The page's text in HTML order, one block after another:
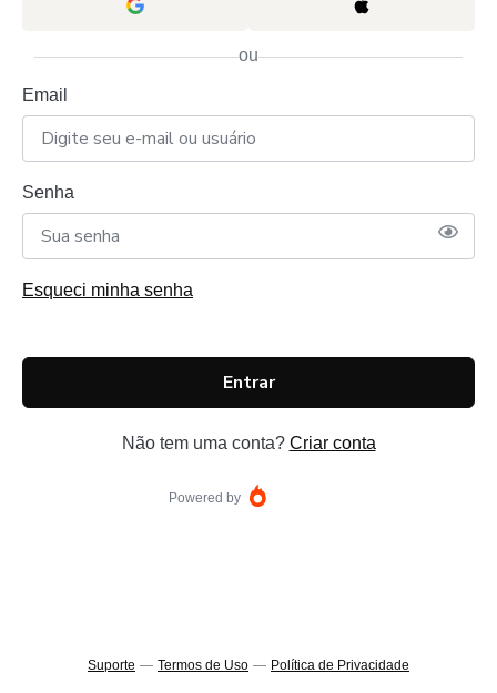
ou
Email
Senha
Esqueci minha senha
Entrar
Não tem uma conta? Criar conta
Powered by
Suporte — Termos de Uso — Política de Privacidade